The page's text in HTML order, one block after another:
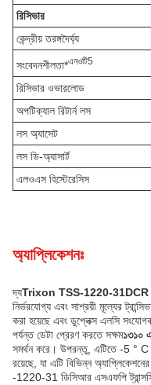
রিসিভার
কেন্দ্রীয় তরঙ্গদৈর্ঘ্য
সংবেদনশীলতা*এনওটি5
রিসিভার ওভারলোড
অপটিক্যাল রিটার্ন লস
লস অ্যাসেট
লস ডি-অ্যাসার্ট
এলওএস হিস্টেরেসিস
অ্যাপ্লিকেশনঃ
দ্যTrixon TSS-1220-31DCR
নির্ভরযোগ্য এবং সাশ্রয়ী মূল্যের
করা হয়েছে এবং ডুপ্লেক্স এলসি
পর্যন্ত ডেটা প্রেরণ করতে সক্ষম১৩১০
সমর্থন করে। উপরন্তু, এটিতে -5 ° C
রয়েছে, যা এটি বিভিন্ন
-1220-31 ডিসিআর এসএফপি